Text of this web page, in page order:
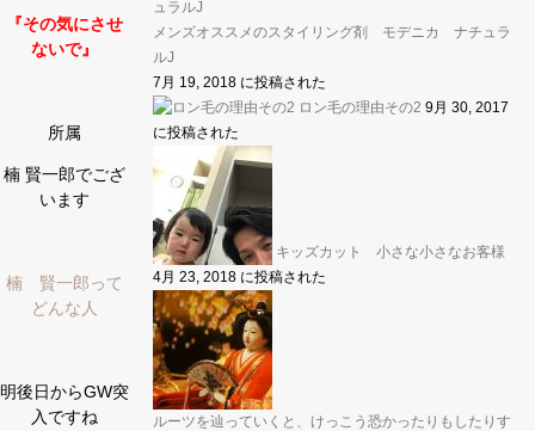
『その気にさせ
ないで』
所属
楠 賢一郎でござ
います
楠 賢一郎って
どんな人
明後日からGW突
入ですね
メンズオススメのスタイリング剤 モデニカ ナチュラ
ルJ
7月 19, 2018 に投稿された
ロン毛の理由その2 9月 30, 2017
に投稿された
キッズカット 小さな小さなお客様
4月 23, 2018 に投稿された
ルーツを辿っていくと、けっこう恐かったりもしたりす